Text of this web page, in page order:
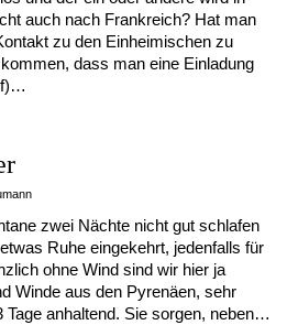
auch nach Frankreich? Hat man
zu den Einheimischen zu
dass man eine Einladung
zwei Nächte nicht gut schlafen
Ruhe eingekehrt, jedenfalls für
ohne Wind sind wir hier ja
Winde aus den Pyrenäen, sehr
Tage anhaltend. Sie sorgen, neben…